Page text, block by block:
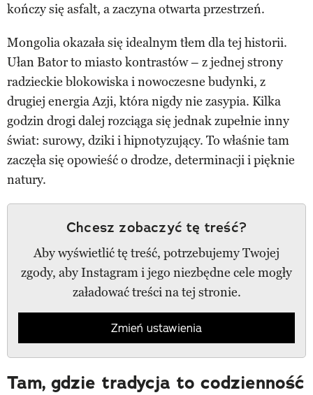
kończy się asfalt, a zaczyna otwarta przestrzeń.
Mongolia okazała się idealnym tłem dla tej historii.
Ułan Bator to miasto kontrastów – z jednej strony
radzieckie blokowiska i nowoczesne budynki, z
drugiej energia Azji, która nigdy nie zasypia. Kilka
godzin drogi dalej rozciąga się jednak zupełnie inny
świat: surowy, dziki i hipnotyzujący. To właśnie tam
zaczęła się opowieść o drodze, determinacji i pięknie
natury.
Chcesz zobaczyć tę treść?
Aby wyświetlić tę treść, potrzebujemy Twojej
zgody, aby Instagram i jego niezbędne cele mogły
załadować treści na tej stronie.
Zmień ustawienia
Tam, gdzie tradycja to codzienność